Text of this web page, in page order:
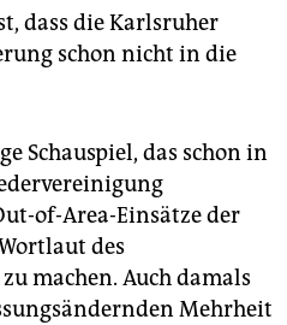
dass die Karlsruher
schon nicht in die
Schauspiel, das schon in
of-Area-Einsätze der
des
machen. Auch damals
Mehrheit